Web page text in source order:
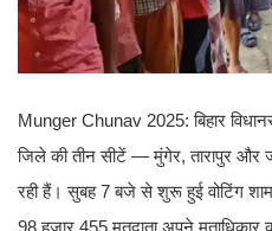
Munger Chunav 2025: बिहार
जिले की तीन सीटें — मुंगेर, तारापुर
रही हैं। सुबह 7 बजे से शुरू हुई वोटिंग